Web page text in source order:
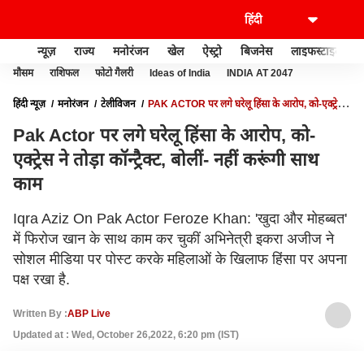
न्यूज़ राज्य मनोरंजन खेल ऐस्ट्रो बिजनेस लाइफस्टाइल
मौसम राशिफल फोटो गैलरी Ideas of India INDIA AT 2047
हिंदी न्यूज़ मनोरंजन टेलीविजन
PAK ACTOR पर लगे घरेलू हिंसा के आरोप, को-एक्ट्रेस
Pak Actor पर लगे घरेलू हिंसा के आरोप, को-
एक्ट्रेस ने तोड़ा कॉन्ट्रैक्ट, बोलीं- नहीं करूंगी साथ
काम
Iqra Aziz On Pak Actor Feroze Khan: 'खुदा और मोहब्बत'
में फिरोज खान के साथ काम कर चुकीं अभिनेत्री इकरा अजीज ने
सोशल मीडिया पर पोस्ट करके महिलाओं के खिलाफ हिंसा पर अपना
पक्ष रखा है.
Written By :ABP Live
Updated at : Wed, October 26,2022, 6:20 pm (IST)